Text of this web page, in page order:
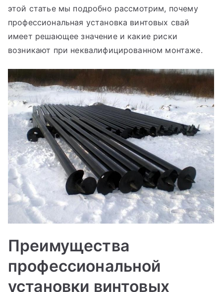
этой статье мы подробно рассмотрим, почему
профессиональная установка винтовых свай
имеет решающее значение и какие риски
возникают при неквалифицированном монтаже.
Преимущества
профессиональной
установки винтовых